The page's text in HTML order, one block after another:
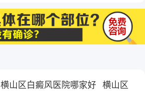
横山区白癜风医院哪家好 横山区